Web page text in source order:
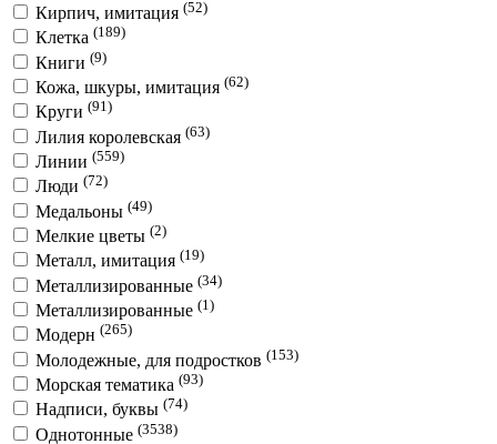
Кирпич, имитация (52)
Клетка (189)
Книги (9)
Кожа, шкуры, имитация (62)
Круги (91)
Лилия королевская (63)
Линии (559)
Люди (72)
Медальоны (49)
Мелкие цветы (2)
Металл, имитация (19)
Металлизированные (34)
Металлизированные (1)
Модерн (265)
Молодежные, для подростков (153)
Морская тематика (93)
Надписи, буквы (74)
Однотонные (3538)